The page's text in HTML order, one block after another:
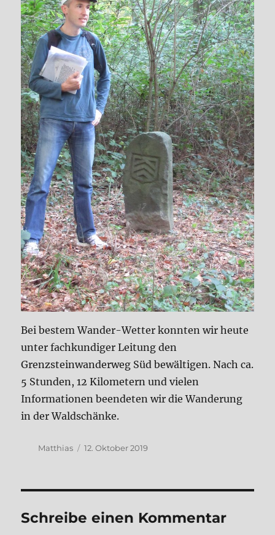
Bei bestem Wander-Wetter konnten wir heute
unter fachkundiger Leitung den
Grenzsteinwanderweg Süd bewältigen. Nach ca.
5 Stunden, 12 Kilometern und vielen
Informationen beendeten wir die Wanderung
in der Waldschänke.
Autor
Matthias
Veröffentlicht
12. Oktober 2019
Schreibe einen Kommentar